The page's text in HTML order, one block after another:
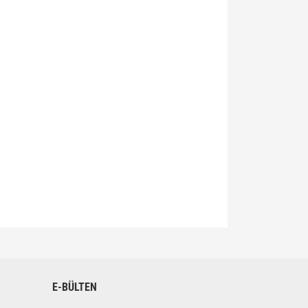
E-BÜLTEN